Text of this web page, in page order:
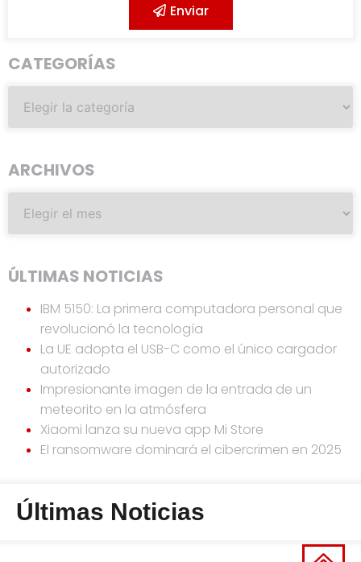
Enviar
CATEGORÍAS
ARCHIVOS
ÚLTIMAS NOTICIAS
IBM 5150: La primera computadora personal que
revolucionó la tecnología
La UE adopta el USB-C como el único cargador
autorizado
Impresionante imagen de la entrada de un
meteorito en la atmósfera
Xiaomi lanza su nueva app Mi Store
El ransomware dominará el cibercrimen en 2025
Últimas Noticias